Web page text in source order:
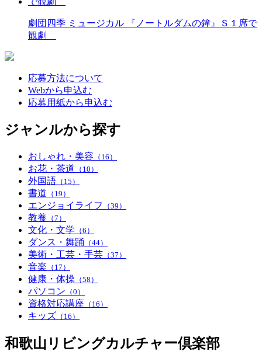
劇団四季 ミュージカル 『ノートルダムの鐘』Ｓ１席で
観劇
応募方法について
Webから申込む
応募用紙から申込む
ジャンルから探す
おしゃれ・美容 （16）
お花・茶道 （10）
外国語 （15）
書道 （19）
エンジョイライフ （39）
教養 （7）
文化・文学 （6）
ダンス・舞踊 （44）
美術・工芸・手芸 （37）
音楽 （17）
健康・体操 （58）
パソコン （0）
資格対応講座 （16）
キッズ （16）
和歌山リビングカルチャー倶楽部